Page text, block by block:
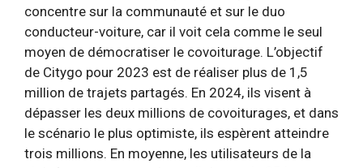
concentre sur la communauté et sur le duo
conducteur-voiture, car il voit cela comme le seul
moyen de démocratiser le covoiturage. L’objectif
de Citygo pour 2023 est de réaliser plus de 1,5
million de trajets partagés. En 2024, ils visent à
dépasser les deux millions de covoiturages, et dans
le scénario le plus optimiste, ils espèrent atteindre
trois millions. En moyenne, les utilisateurs de la